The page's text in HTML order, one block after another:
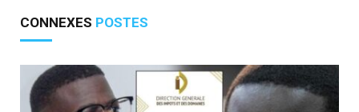
CONNEXES POSTES